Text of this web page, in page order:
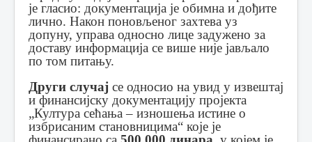
је гласио: документација је обимна и дођите
лично. Након поновљеног захтева уз
допуну, управа односно лице задужено за
доставу информација се више није јављало
по том питању.
Други случај се односио на увид у извештај
и финансијску документацију пројекта
„Култура сећања – изношења истине о
избрисаним становницима“ које је